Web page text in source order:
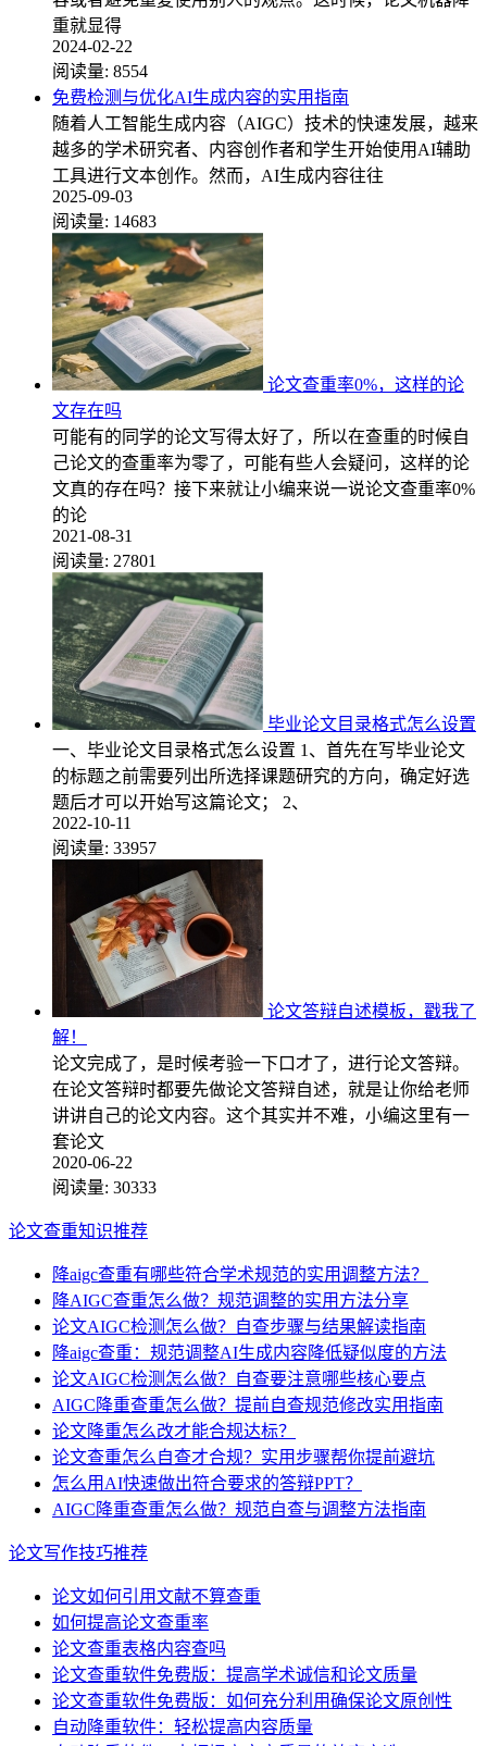
重就显得
2024-02-22
阅读量: 8554
免费检测与优化AI生成内容的实用指南
随着人工智能生成内容（AIGC）技术的快速发展，越来
越多的学术研究者、内容创作者和学生开始使用AI辅助
工具进行文本创作。然而，AI生成内容往往
2025-09-03
阅读量: 14683
论文查重率0%，这样的论
文存在吗
可能有的同学的论文写得太好了，所以在查重的时候自
己论文的查重率为零了，可能有些人会疑问，这样的论
文真的存在吗？接下来就让小编来说一说论文查重率0%
的论
2021-08-31
阅读量: 27801
毕业论文目录格式怎么设置
一、毕业论文目录格式怎么设置 1、首先在写毕业论文
的标题之前需要列出所选择课题研究的方向，确定好选
题后才可以开始写这篇论文； 2、
2022-10-11
阅读量: 33957
论文答辩自述模板，戳我了
解！
论文完成了，是时候考验一下口才了，进行论文答辩。
在论文答辩时都要先做论文答辩自述，就是让你给老师
讲讲自己的论文内容。这个其实并不难，小编这里有一
套论文
2020-06-22
阅读量: 30333
论文查重知识推荐
降aigc查重有哪些符合学术规范的实用调整方法？
降AIGC查重怎么做？规范调整的实用方法分享
论文AIGC检测怎么做？自查步骤与结果解读指南
降aigc查重：规范调整AI生成内容降低疑似度的方法
论文AIGC检测怎么做？自查要注意哪些核心要点
AIGC降重查重怎么做？提前自查规范修改实用指南
论文降重怎么改才能合规达标？
论文查重怎么自查才合规？实用步骤帮你提前避坑
怎么用AI快速做出符合要求的答辩PPT？
AIGC降重查重怎么做？规范自查与调整方法指南
论文写作技巧推荐
论文如何引用文献不算查重
如何提高论文查重率
论文查重表格内容查吗
论文查重软件免费版：提高学术诚信和论文质量
论文查重软件免费版：如何充分利用确保论文原创性
自动降重软件：轻松提高内容质量